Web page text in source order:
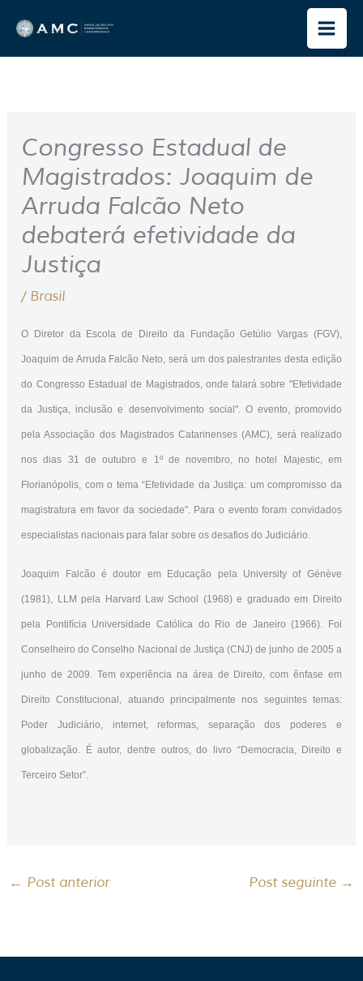
para
o
Congresso Estadual de
Magistrados: Joaquim de
Arruda Falcão Neto
debaterá efetividade da
Justiça
/ Brasil
O Diretor da Escola de Direito da Fundação Getúlio Vargas (FGV),
Joaquim de Arruda Falcão Neto, será um dos palestrantes desta edição
do Congresso Estadual de Magistrados, onde falará sobre "Efetividade
da Justiça, inclusão e desenvolvimento social". O evento, promovido
pela Associação dos Magistrados Catarinenses (AMC), será realizado
nos dias 31 de outubro e 1º de novembro, no hotel Majestic, em
Florianópolis, com o tema “Efetividade da Justiça: um compromisso da
magistratura em favor da sociedade”. Para o evento foram convidados
especialistas nacionais para falar sobre os desafios do Judiciário.
Joaquim Falcão é doutor em Educação pela University of Génève
(1981), LLM pela Harvard Law School (1968) e graduado em Direito
pela Pontifícia Universidade Católica do Rio de Janeiro (1966). Foi
Conselheiro do Conselho Nacional de Justiça (CNJ) de junho de 2005 a
junho de 2009. Tem experiência na área de Direito, com ênfase em
Direito Constitucional, atuando principalmente nos seguintes temas:
Poder Judiciário, internet, reformas, separação dos poderes e
globalização. É autor, dentre outros, do livro “Democracia, Direito e
Terceiro Setor”.
← Post anterior Post seguinte →